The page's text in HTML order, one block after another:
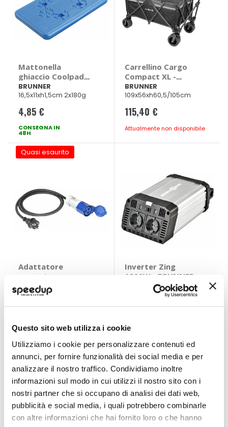
Questo sito web utilizza i cookie
Utilizziamo i cookie per personalizzare contenuti ed
annunci, per fornire funzionalità dei social media e per
analizzare il nostro traffico. Condividiamo inoltre
informazioni sul modo in cui utilizzi il nostro sito con i
nostri partner che si occupano di analisi dei dati web,
pubblicità e social media, i quali potrebbero combinarle
con altre informazioni che hai fornito loro o che hanno
Mattonella
ghiaccio Coolpad
200 - BRUNNER
BRUNNER
16,5x11xh1,5cm 2x180g
4,85 €
CONSEGNA IN
48H
Carrellino Cargo
Compact XL -
BRUNNER
BRUNNER
109x56xh60,5/105cm
115,40 €
Attualmente non disponibile
Quasi esaurito
Adattatore
corrente
Schuko/CEE -
BRUNNER
BRUNNER
150cm 3x2,5mmq
Inverter Zing
1200W - BRUNNER
BRUNNER
1200W 1,5kg
CONSEGNA IN
48H